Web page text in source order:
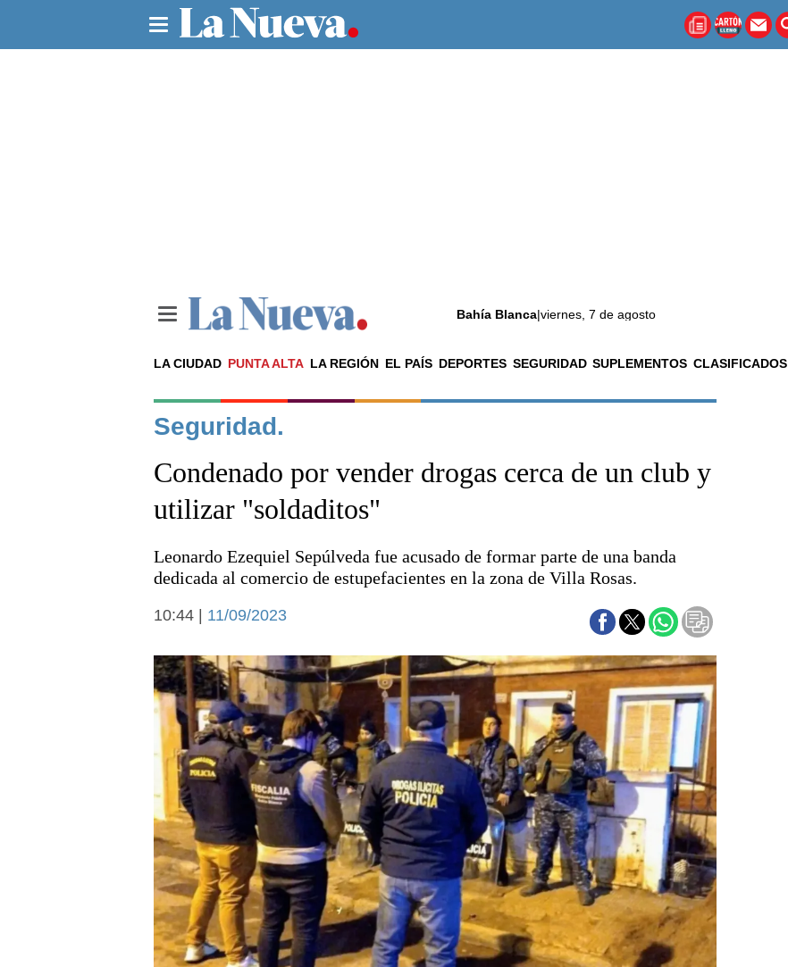
Bahía Blanca|viernes, 7 de agosto
LA CIUDAD PUNTA ALTA LA REGIÓN EL PAÍS DEPORTES SEGURIDAD SUPLEMENTOS CLASIFICADOS
Noticias
La ciudad
El país
Deportes
Escenario Olímpico
Federal A
Arte y cultura
Aplausos
Cines
Economía y campo
Economía y finanzas
Con el campo
Espacio empresas
Sociedad y tiempo libre
Sociedad
Tecnología
Turismo
Salud
Es viral
El tiempo
Cartón Lleno
Seguridad.
Condenado por vender drogas cerca de un club y
utilizar "soldaditos"
Leonardo Ezequiel Sepúlveda fue acusado de formar parte de una banda
dedicada al comercio de estupefacientes en la zona de Villa Rosas.
10:44 | 11/09/2023